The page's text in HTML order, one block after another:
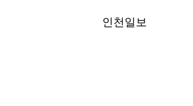
인천일보